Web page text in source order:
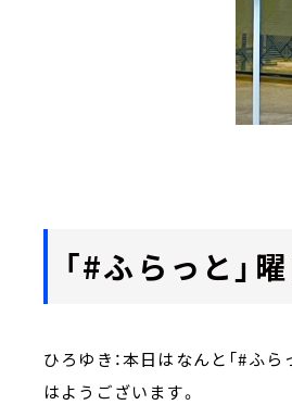
「#ふらっと」
ひろゆき：本日はなんと「#ふ
はようございます。